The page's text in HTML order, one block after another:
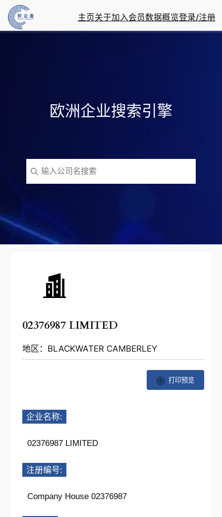
主页关于加入会员数据概览登录/注册
欧洲企业搜索引擎
02376987 LIMITED
地区：BLACKWATER CAMBERLEY
打印预览
企业名称:
02376987 LIMITED
注册编号:
Company House 02376987